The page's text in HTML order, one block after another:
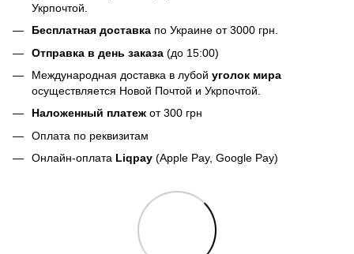
Укрпочтой.
Бесплатная доставка по Украине от 3000 грн.
Отправка в день заказа (до 15:00)
Международная доставка в лубой уголок мира
осуществляется Новой Почтой и Укрпочтой.
Наложенный платеж от 300 грн
Оплата по реквизитам
Онлайн-оплата Liqpay (Apple Pay, Google Pay)